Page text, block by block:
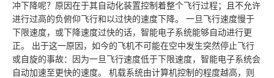
冲下降呢？原因在于其自动化装置控制着整个飞行过程；且不允许
进行过高的负俯仰飞行和以过快的速度下降。 一旦飞行速度慢于
下限速度，或下降速度过快的话，智能电子系统能够自动进行更
正。 出于这一原因，如今的飞机不可能在空中发生突然停止飞行
或自旋的事故：因为一旦飞行速度低于下限速度，智能电子系统会
自动加速至更快的速度。 机载系统由计算机控制的程度越高，则